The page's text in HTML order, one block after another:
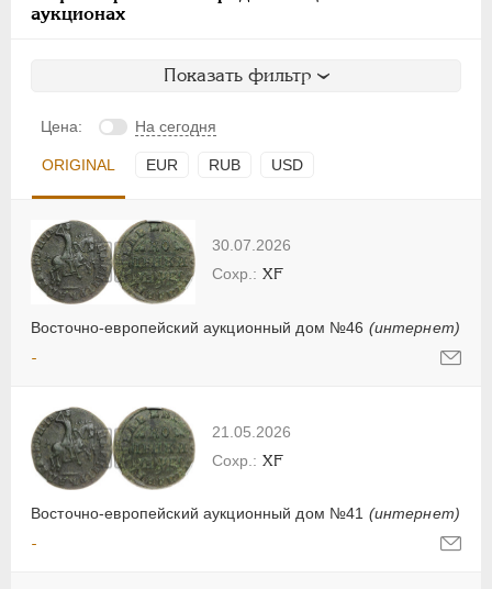
аукционах
Показать фильтр
Цена: На сегодня
ORIGINAL EUR RUB USD
30.07.2026
Восточно-европейский аукционный дом №46 (интернет)
XF
-
21.05.2026
Восточно-европейский аукционный дом №41 (интернет)
XF
-